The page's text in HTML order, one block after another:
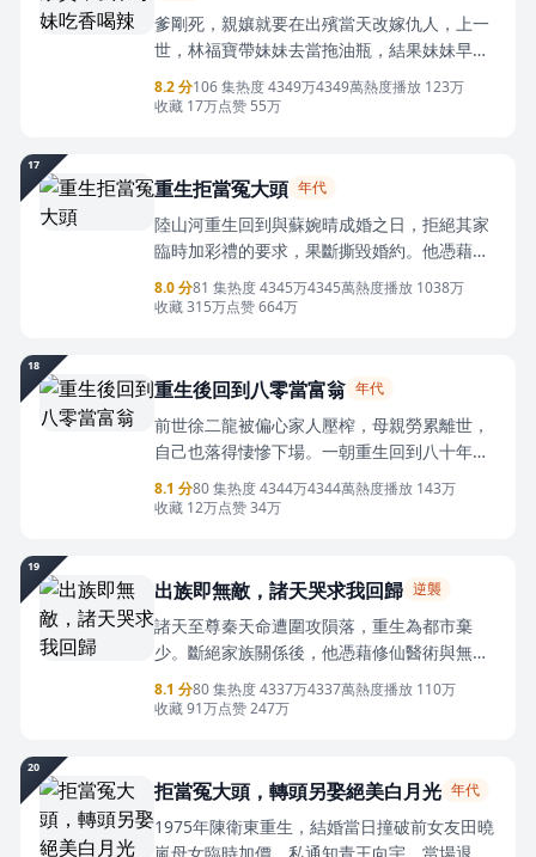
爹剛死，親孃就要在出殯當天改嫁仇人，上一
世，林福寶帶妹妹去當拖油瓶，結果妹妹早
夭，自己鬱鬱而終。重生歸來，他毅然斷親，
帶著妹妹和跛腳嫂子單過，卻意外覺醒靈泉空
斷全鄉的黑心醫館劉氏醫館！且看林福寶如何
守護家人，為父報仇，讓全村人看得起病！改
編自番茄小說《福寶靈泉我斷親後，都悔哭
了》，作者大茄子小茄子。
8.2 分106 集热度 4349万4349萬熱度播放 123万
收藏 17万点赞 55万
17
重生拒當冤大頭 年代
陸山河重生回到與蘇婉晴成婚之日，拒絕其家
臨時加彩禮的要求，果斷撕毀婚約。他憑藉前
世記憶，靠炒鱔魚、收售蔬菜創業致富，途中
救下遭人刁難的沈薇，二人互生情愫。面對蘇
食品廠，事業蒸蒸日上，最終與沈薇修成正
果，開啟嶄新人生。
8.0 分81 集热度 4345万4345萬熱度播放 1038万
收藏 315万点赞 664万
18
重生後回到八零當富翁 年代
前世徐二龍被偏心家人壓榨，母親勞累離世，
自己也落得悽慘下場。一朝重生回到八十年
代，他果斷與原生家庭決裂。帶著母親、妹妹
獨立生活，憑藉超前眼光抓住商機，靠收購黃
家算計，還重拾讀書夢想。他一邊打拼事業、
努力求學，一邊懲治貪婪的親戚與小人，最終
事業有成、喜結良緣，帶著家人過上了富足美
滿的新生活。
8.1 分80 集热度 4344万4344萬熱度播放 143万
收藏 12万点赞 34万
19
出族即無敵，諸天哭求我回歸 逆襲
諸天至尊秦天命遭圍攻隕落，重生為都市棄
少。斷絕家族關係後，他憑藉修仙醫術與無敵
實力逆襲崛起，煉丹治病、橫掃強敵，更成為
龍魂少將。面對前未婚妻的悔恨、各大家族的
8.1 分80 集热度 4337万4337萬熱度播放 110万
收藏 91万点赞 247万
20
拒當冤大頭，轉頭另娶絕美白月光 年代
1975年陳衛東重生，結婚當日撞破前女友田曉